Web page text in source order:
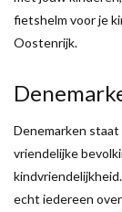
fietshelm voor je
Oostenrijk.
Denemarken
vriendelijke
echt iedereen